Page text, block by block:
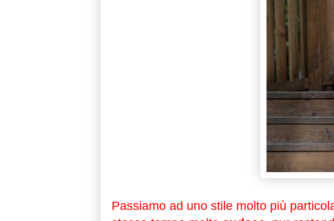
Passiamo ad uno stile molto più